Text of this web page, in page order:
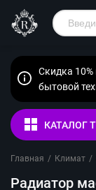
Скидка 10%
бытовой
КАТАЛОГ
Главная / Климат /
Радиатор